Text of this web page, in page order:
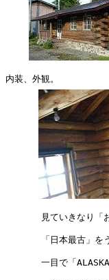
内装、外観。
見ていきなり「おぉ
「日本最古」をうか
一目で「ALASKAの